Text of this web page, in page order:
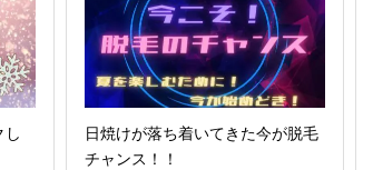
し
日焼けが落ち着いてきた今が脱毛
チャンス！！